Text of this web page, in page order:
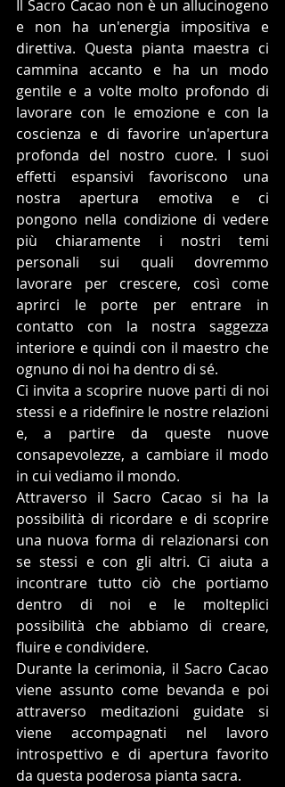
Il Sacro Cacao non è un allucinogeno
e non ha un'energia impositiva e
direttiva. Questa pianta maestra ci
cammina accanto e ha un modo
gentile e a volte molto profondo di
lavorare con le emozione e con la
coscienza e di favorire un'apertura
profonda del nostro cuore. I suoi
effetti espansivi favoriscono una
nostra apertura emotiva e ci
pongono nella condizione di vedere
più chiaramente i nostri temi
personali sui quali dovremmo
lavorare per crescere, così come
aprirci le porte per entrare in
contatto con la nostra saggezza
interiore e quindi con il maestro che
ognuno di noi ha dentro di sé.
Ci invita a scoprire nuove parti di noi
stessi e a ridefinire le nostre relazioni
e, a partire da queste nuove
consapevolezze, a cambiare il modo
in cui vediamo il mondo.
Attraverso il Sacro Cacao si ha la
possibilità di ricordare e di scoprire
una nuova forma di relazionarsi con
se stessi e con gli altri. Ci aiuta a
incontrare tutto ciò che portiamo
dentro di noi e le molteplici
possibilità che abbiamo di creare,
fluire e condividere.
Durante la cerimonia, il Sacro Cacao
viene assunto come bevanda e poi
attraverso meditazioni guidate si
viene accompagnati nel lavoro
introspettivo e di apertura favorito
da questa poderosa pianta sacra.